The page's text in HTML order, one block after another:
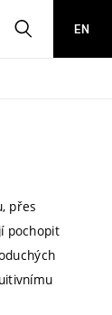
HLEDATEN
přes
pochopit